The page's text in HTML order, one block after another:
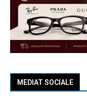
MEDIAT SOCIALE